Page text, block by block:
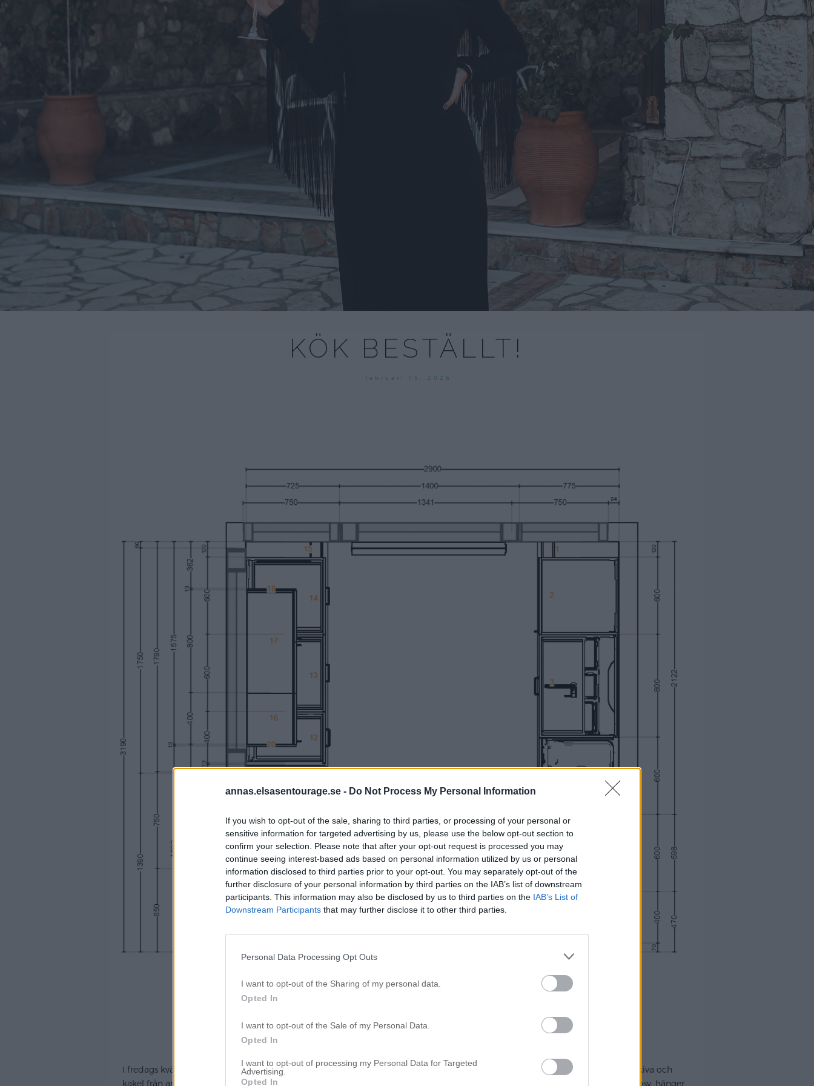
annas.elsasentourage.se - Do Not Process My Personal Information
If you wish to opt-out of the sale, sharing to third parties, or processing of your personal or
sensitive information for targeted advertising by us, please use the below opt-out section to
confirm your selection. Please note that after your opt-out request is processed you may
continue seeing interest-based ads based on personal information utilized by us or personal
information disclosed to third parties prior to your opt-out. You may separately opt-out of the
further disclosure of your personal information by third parties on the IAB’s list of downstream
participants. This information may also be disclosed by us to third parties on the IAB’s List of
Downstream Participants that may further disclose it to other third parties.
Personal Data Processing Opt Outs
I want to opt-out of the Sharing of my personal data.
Opted In
I want to opt-out of the Sale of my Personal Data.
Opted In
I want to opt-out of processing my Personal Data for Targeted
Advertising.
Opted In
KÖK BESTÄLLT!
februari 15, 2026
I fredags kväll beställde vi vårt nya kök. Iiiiihhh SÅ spännande! Vi har valt ’grunden’ från IKEA (inkl. vitvaror) men sedan bänkskiva och